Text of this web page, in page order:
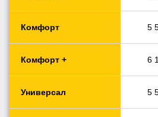
Комфорт 5
Комфорт + 6
Универсал 5